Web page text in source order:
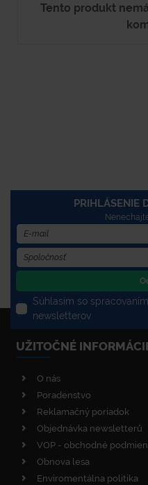
Tento produkt
PRIHLÁSENIE
Súhlasím so
newsletterov
UŽITOČNÉ
O nás
Poradenstvo
Reklamačný poriadok
Objednávka newsletterů
VOP - obchodné
Obnova lesa
Enviromentálna politika